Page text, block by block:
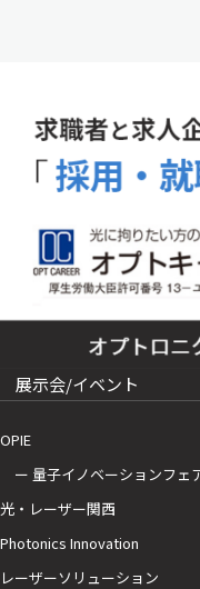
展示会/イベント
OPIE
ー 量子イノベーションフェ
光・レーザー関西
Photonics Innovation
レーザーソリューション